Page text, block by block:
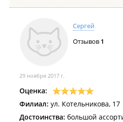
Сергей
Отзывов 1
29 ноября 2017 г.
Оценка:
Филиал: ул. Котельникова, 17
Достоинства: большой